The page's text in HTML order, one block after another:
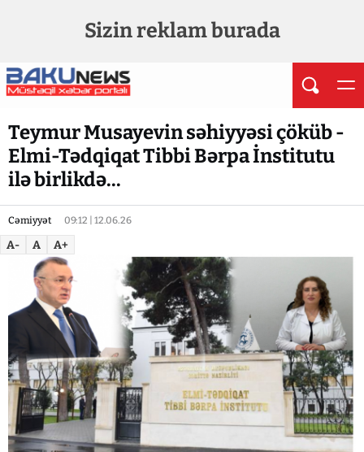
Sizin reklam burada
Teymur Musayevin səhiyyəsi çöküb -
Elmi-Tədqiqat Tibbi Bərpa İnstitutu
ilə birlikdə...
Cəmiyyət 09:12 | 12.06.26
A- A A+